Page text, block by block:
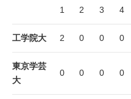
1 2 3 4
工学院大 2 0 0 0
東京学芸
大
0 0 0 0